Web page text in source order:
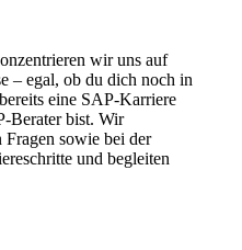
wir uns auf
– egal, ob du dich noch in
eine SAP-Karriere
Berater bist. Wir
sowie bei der
und begleiten